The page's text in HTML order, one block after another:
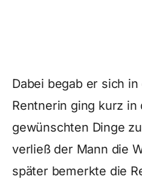
Dabei begab er sich
Rentnerin ging kurz in
gewünschten Dinge
verließ der Mann die
später bemerkte die